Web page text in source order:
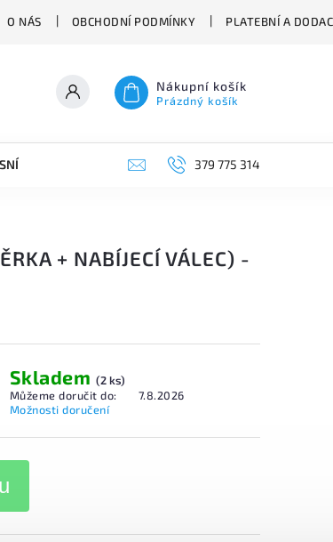
O NÁS OBCHODNÍ PODMÍNKY PLATEBNÍ A
Nákupní košík
Prázdný košík
VYSAVAČE 379 775 314
+ NABÍJECÍ VÁLEC) -
Skladem (2 ks)
Můžeme doručit do:
7.8.2026
Možnosti doručení